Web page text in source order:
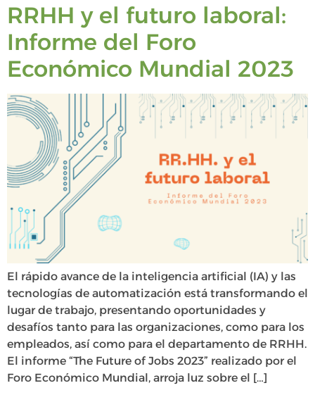
RRHH y el futuro laboral:
Informe del Foro
Económico Mundial 2023
El rápido avance de la inteligencia artificial (IA) y las
tecnologías de automatización está transformando el
lugar de trabajo, presentando oportunidades y
desafíos tanto para las organizaciones, como para los
empleados, así como para el departamento de RRHH.
El informe “The Future of Jobs 2023” realizado por el
Foro Económico Mundial, arroja luz sobre el […]